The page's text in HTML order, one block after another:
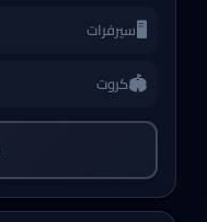
🖥️سيرفرات
🏟️كروت